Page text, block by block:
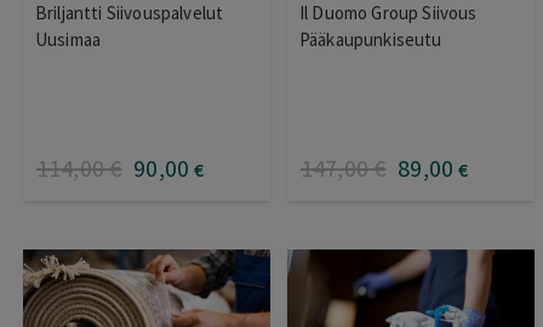
Briljantti Siivouspalvelut
Uusimaa
114,00€ 90,00 €
Il Duomo Group Siivous
Pääkaupunkiseutu
147,00€ 89,00 €